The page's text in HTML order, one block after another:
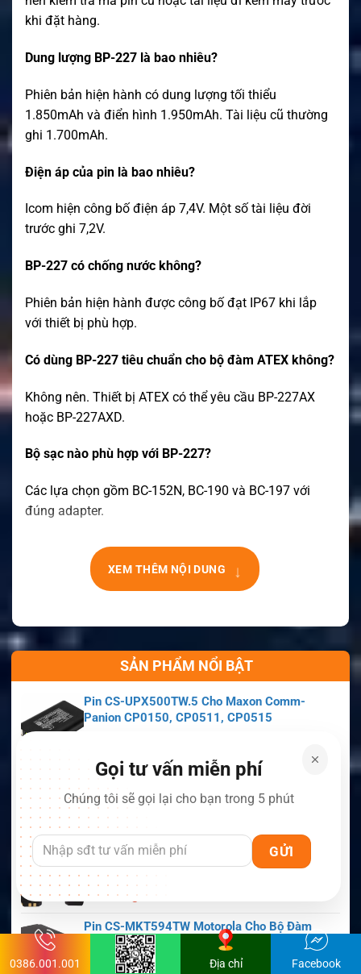
khi đặt hàng.
Dung lượng BP-227 là bao nhiêu?
Phiên bản hiện hành có dung lượng tối thiểu
1.850mAh và điển hình 1.950mAh. Tài liệu cũ thường
ghi 1.700mAh.
Điện áp của pin là bao nhiêu?
Icom hiện công bố điện áp 7,4V. Một số tài liệu đời
trước ghi 7,2V.
BP-227 có chống nước không?
Phiên bản hiện hành được công bố đạt IP67 khi lắp
với thiết bị phù hợp.
Có dùng BP-227 tiêu chuẩn cho bộ đàm ATEX không?
Không nên. Thiết bị ATEX có thể yêu cầu BP-227AX
hoặc BP-227AXD.
Bộ sạc nào phù hợp với BP-227?
Các lựa chọn gồm BC-152N, BC-190 và BC-197 với
đúng adapter.
XEM THÊM NỘI DUNG ↓
SẢN PHẨM NỔI BẬT
Pin CS-UPX500TW.5 Cho Maxon Comm-
Panion CP0150, CP0511, CP0515
Pin CS-MSP130TW.1 Maxon Cho Bộ Đàm
SP130, SP140, SP150, SL55
Còn hàng
Pin CS-MPX700TW Motorola Cho Bộ Đàm
APX6000, APX7000, APX8000, SRX2200
Còn hàng
Pin CS-MKT594TW Motorola Cho Bộ Đàm
Astro Saber, MX1000, MX2000, MX3000
Còn hàng
Gọi tư vấn miễn phí
Chúng tôi sẽ gọi lại cho bạn trong 5 phút
0386.001.001 Địa chỉ Facebook